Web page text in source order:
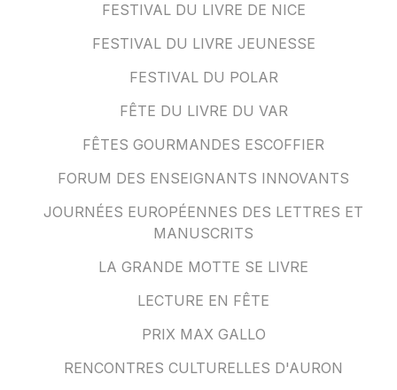
FESTIVAL DU LIVRE DE NICE
FESTIVAL DU LIVRE JEUNESSE
FESTIVAL DU POLAR
FÊTE DU LIVRE DU VAR
FÊTES GOURMANDES ESCOFFIER
FORUM DES ENSEIGNANTS INNOVANTS
JOURNÉES EUROPÉENNES DES LETTRES ET
MANUSCRITS
LA GRANDE MOTTE SE LIVRE
LECTURE EN FÊTE
PRIX MAX GALLO
RENCONTRES CULTURELLES D'AURON